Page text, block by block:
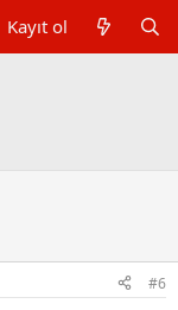
Kayıt ol
#6